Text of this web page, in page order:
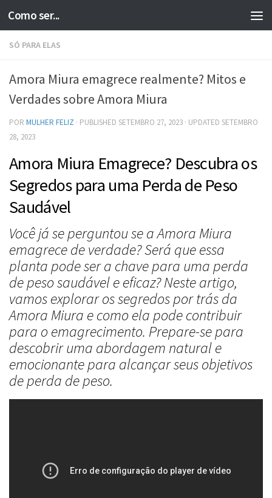
Skip to content
Como ser...
SÓ PARA ELAS
Amora Miura emagrece realmente? Mitos e
Verdades sobre Amora Miura
POR MULHER FELIZ · PUBLISHED SETEMBRO 27, 2023 · UPDATED SETEMBRO
28, 2023
Amora Miura Emagrece? Descubra os
Segredos para uma Perda de Peso
Saudável
Você já se perguntou se a Amora Miura
emagrece de verdade? Será que essa
planta pode ser a chave para uma perda
de peso saudável e eficaz? Neste artigo,
vamos explorar os segredos por trás da
Amora Miura e como ela pode contribuir
para o emagrecimento. Prepare-se para
descobrir uma abordagem natural e
emocionante para alcançar seus objetivos
de perda de peso.